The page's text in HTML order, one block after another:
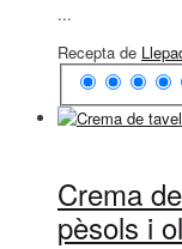
...
Recepta de
Crema
pèsols i